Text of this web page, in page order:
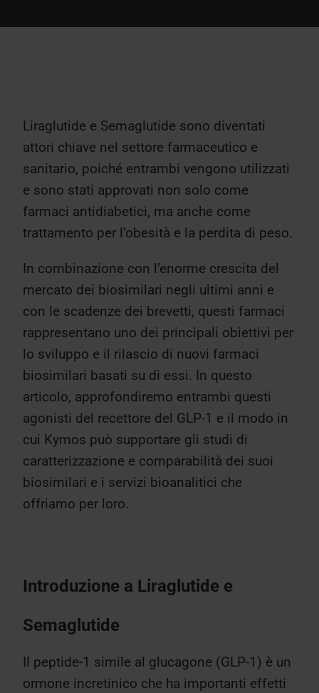
Liraglutide e Semaglutide sono diventati
attori chiave nel settore farmaceutico e
sanitario, poiché entrambi vengono utilizzati
e sono stati approvati non solo come
farmaci antidiabetici, ma anche come
trattamento per l’obesità e la perdita di peso.
In combinazione con l’enorme crescita del
mercato dei biosimilari negli ultimi anni e
con le scadenze dei brevetti, questi farmaci
rappresentano uno dei principali obiettivi per
lo sviluppo e il rilascio di nuovi farmaci
biosimilari basati su di essi. In questo
articolo, approfondiremo entrambi questi
agonisti del recettore del GLP-1 e il modo in
cui Kymos può supportare gli studi di
caratterizzazione e comparabilità dei suoi
biosimilari e i servizi bioanalitici che
offriamo per loro.
Introduzione a Liraglutide e
Semaglutide
Il peptide-1 simile al glucagone (GLP-1) è un
ormone incretinico che ha importanti effetti